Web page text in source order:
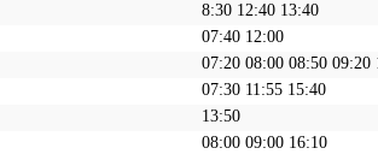
8:30 12:40 13:40
07:40 12:00
07:20 08:00 08:50 09:20
07:30 11:55 15:40
13:50
08:00 09:00 16:10